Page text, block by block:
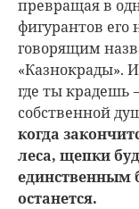
превращая в
фигурантов его
говорящим
«Казнокрады».
где ты крадешь
собственной
когда
леса, щепки
единственным
останется.